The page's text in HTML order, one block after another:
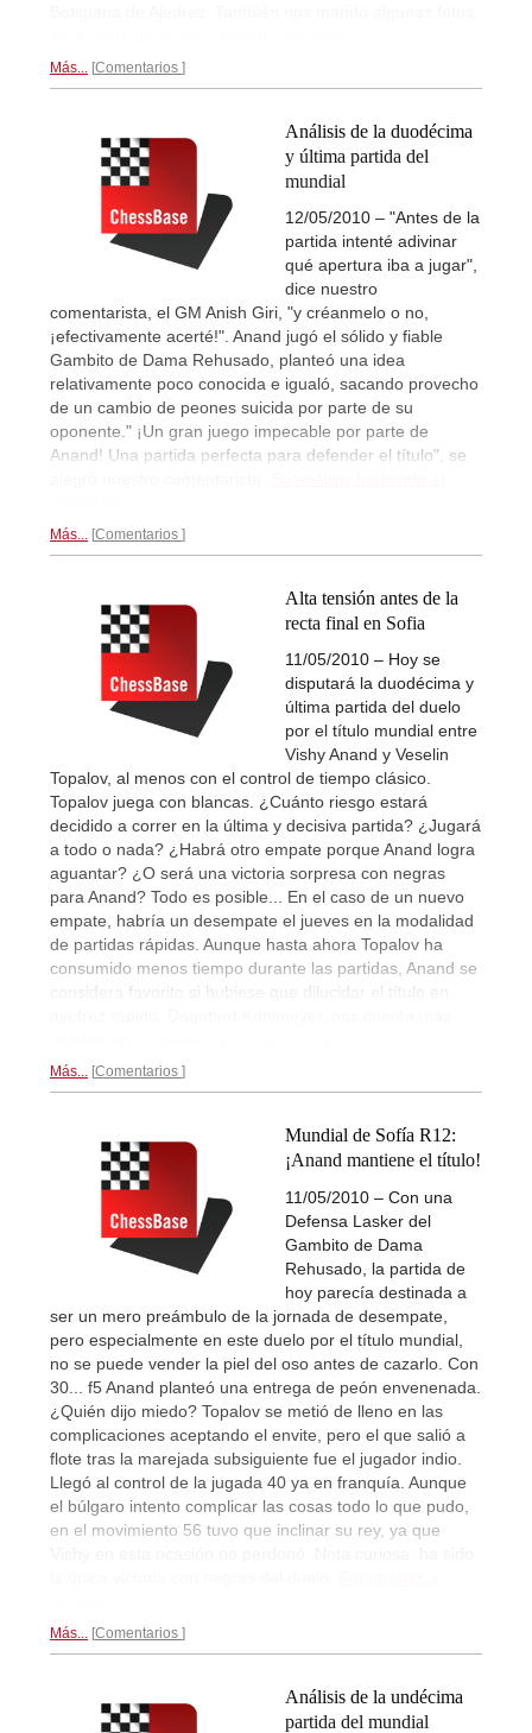
Más... Comentarios
Análisis de la duodécima
y última partida del
mundial
12/05/2010 – "Antes de la
partida intenté adivinar
qué apertura iba a jugar",
dice nuestro
comentarista, el GM Anish Giri, "y créanmelo o no,
¡efectivamente acerté!". Anand jugó el sólido y fiable
Gambito de Dama Rehusado, planteó una idea
relativamente poco conocida e igualó, sacando provecho
de un cambio de peones suicida por parte de su
oponente." ¡Un gran juego impecable por parte de
Anand! Una partida perfecta para defender el título", se
Más... Comentarios
Alta tensión antes de la
recta final en Sofia
11/05/2010 – Hoy se
disputará la duodécima y
última partida del duelo
por el título mundial entre
Vishy Anand y Veselin
Topalov, al menos con el control de tiempo clásico.
Topalov juega con blancas. ¿Cuánto riesgo estará
decidido a correr en la última y decisiva partida? ¿Jugará
a todo o nada? ¿Habrá otro empate porque Anand logra
aguantar? ¿O será una victoria sorpresa con negras
para Anand? Todo es posible... En el caso de un nuevo
empate, habría un desempate el jueves en la modalidad
de partidas rápidas. Aunque hasta ahora Topalov ha
consumido menos tiempo durante las partidas, Anand se
considera favorito si hubiese que dilucidar el título en
Más... Comentarios
Mundial de Sofía R12:
¡Anand mantiene el título!
11/05/2010 – Con una
Defensa Lasker del
Gambito de Dama
Rehusado, la partida de
hoy parecía destinada a
ser un mero preámbulo de la jornada de desempate,
pero especialmente en este duelo por el título mundial,
no se puede vender la piel del oso antes de cazarlo. Con
30... f5 Anand planteó una entrega de peón envenenada.
¿Quién dijo miedo? Topalov se metió de lleno en las
complicaciones aceptando el envite, pero el que salió a
flote tras la marejada subsiguiente fue el jugador indio.
Llegó al control de la jugada 40 ya en franquía. Aunque
el búlgaro intento complicar las cosas todo lo que pudo,
en el movimiento 56 tuvo que inclinar su rey, ya que
Más... Comentarios
Análisis de la undécima
partida del mundial